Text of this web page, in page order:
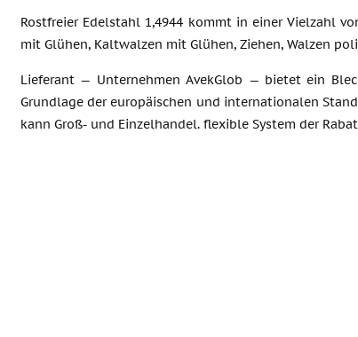
Rostfreier Edelstahl 1,4944 kommt in einer Vielzahl
mit Glühen, Kaltwalzen mit Glühen, Ziehen, Walzen
Lieferant — Unternehmen AvekGlob — bietet ein
Grundlage der europäischen und internationalen
kann Groß- und Einzelhandel. flexible System der